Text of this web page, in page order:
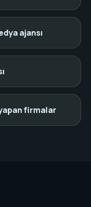
ajansı
firmalar